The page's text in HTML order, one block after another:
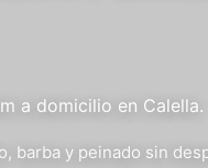
a domicilio en Calella.
barba y peinado sin